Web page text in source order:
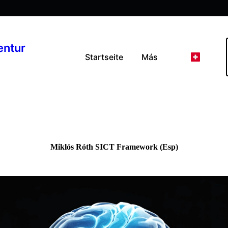
Startseite Más
Miklós Róth SICT Framework (Esp)